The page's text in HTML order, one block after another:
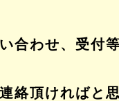
合わせ、受付
絡頂ければと